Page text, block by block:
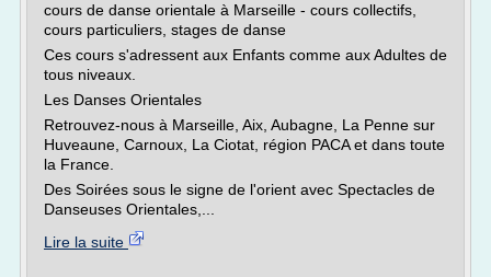
cours de danse orientale à Marseille - cours collectifs,
cours particuliers, stages de danse
Ces cours s'adressent aux Enfants comme aux Adultes de
tous niveaux.
Les Danses Orientales
Retrouvez-nous à Marseille, Aix, Aubagne, La Penne sur
Huveaune, Carnoux, La Ciotat, région PACA et dans toute
la France.
Des Soirées sous le signe de l'orient avec Spectacles de
Danseuses Orientales,...
Lire la suite